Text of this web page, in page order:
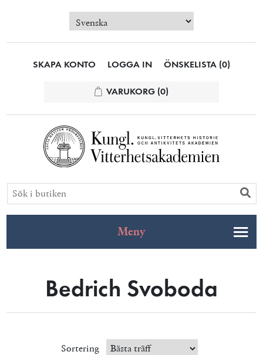
SKAPA KONTO LOGGA IN ÖNSKELISTA (0)
VARUKORG (0)
Meny
Bedrich Svoboda
Sortering